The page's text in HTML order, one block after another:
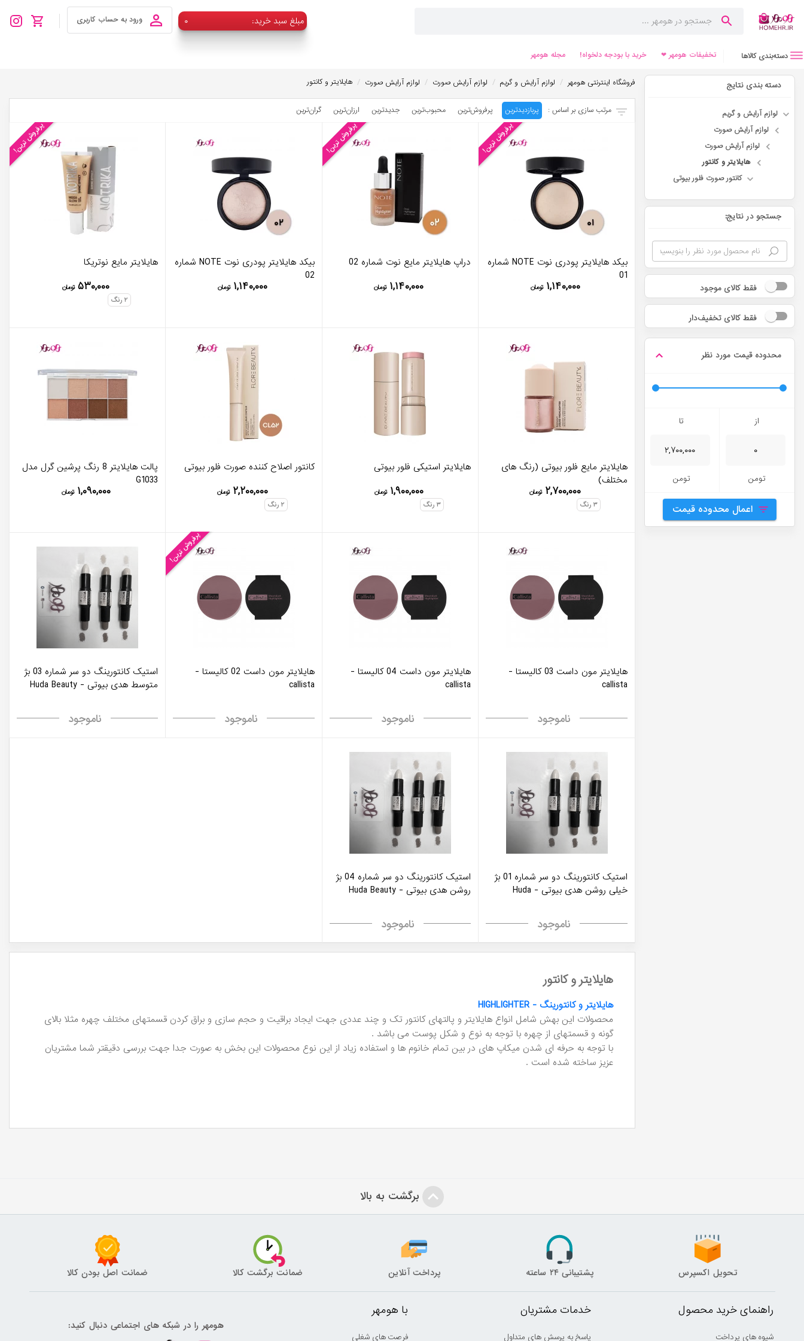
۰ :مبلغ سبد خرید ورود به حساب کاربری
دسته‌بندی کالاها تخفیفات هومهر ❤ خرید با بودجه دلخواه! مجله هومهر
دسته بندی نتایج
لوازم آرایش و گریم
لوازم آرایش صورت
لوازم آرایش صورت
هایلایتر و کانتور
کانتور صورت فلور بیوتی
جستجو در نتایج:
فقط کالای موجود
فقط کالای تخفیف‌دار
محدوده قیمت مورد نظر
از
تومن
تا
تومن
اعمال محدوده قیمت
فروشگاه اینترنتی هومهر / لوازم آرایش و گریم / لوازم آرایش صورت / لوازم آرایش صورت / هایلایتر و کانتور
مرتب سازی بر اساس : پربازدیدترین پرفروش‌ترین محبوب‌‌ترین جدیدترین ارزان‌ترین گران‌ترین
پرفروش ترین!
بیکد هایلایتر پودری نوت NOTE شماره
01
۱,۱۴۰,۰۰۰ تومان
پرفروش ترین!
دراپ هایلایتر مایع نوت شماره 02
۱,۱۴۰,۰۰۰ تومان
بیکد هایلایتر پودری نوت NOTE شماره
02
۱,۱۴۰,۰۰۰ تومان
پرفروش ترین!
هایلایتر مایع نوتریکا
۵۳۰,۰۰۰ تومان
۲ رنگ
هایلایتر مایع فلور بیوتی (رنگ های
مختلف)
۲,۷۰۰,۰۰۰ تومان
۳ رنگ
هایلایتر استیکی فلور بیوتی
۱,۹۰۰,۰۰۰ تومان
۳ رنگ
کانتور اصلاح کننده صورت فلور بیوتی
۲,۲۰۰,۰۰۰ تومان
۲ رنگ
پالت هایلایتر 8 رنگ پرشین گرل مدل
G1033
۱,۰۹۰,۰۰۰ تومان
هايلايتر مون داست 03 کاليستا -
callista
ناموجود
هايلايتر مون داست 04 کاليستا -
callista
ناموجود
پرفروش ترین!
هايلايتر مون داست 02 کاليستا -
callista
ناموجود
استیک کانتورینگ دو سر شماره 03 بژ
متوسط هدی بیوتی - Huda Beauty
ناموجود
استیک کانتورینگ دو سر شماره 01 بژ
خیلی روشن هدی بیوتی - Huda
ناموجود
استیک کانتورینگ دو سر شماره 04 بژ
روشن هدی بیوتی - Huda Beauty
ناموجود
هایلایتر و کانتور
هایلایتر و کانتورینگ - HIGHLIGHTER
محصولات این بهش شامل انواع هایلایتر و پالتهای کانتور تک و چند عددی جهت ایجاد براقیت و حجم سازی و براق کردن قسمتهای مختلف چهره مثلا بالای
گونه و قسمتهای از چهره با توجه به نوع و شکل پوست می باشد .
با توجه به حرفه ای شدن میکاپ های در بین تمام خانوم ها و استفاده زیاد از این نوع محصولات این بخش به صورت جدا جهت بررسی دقیقتر شما مشتریان
عزیز ساخته شده است .
برگشت به بالا
تحویل اکسپرس پشتیبانی ۲۴ ساعته پرداخت آنلاین ضمانت برگشت کالا ضمانت اصل بودن کالا
راهنمای خرید محصول
شیوه های پرداخت
خدمات مشتریان
پاسخ به پرسش های متداول
با هومهر
فرصت های شغلی
هومهر را در شبکه های اجتماعی دنبال کنید: